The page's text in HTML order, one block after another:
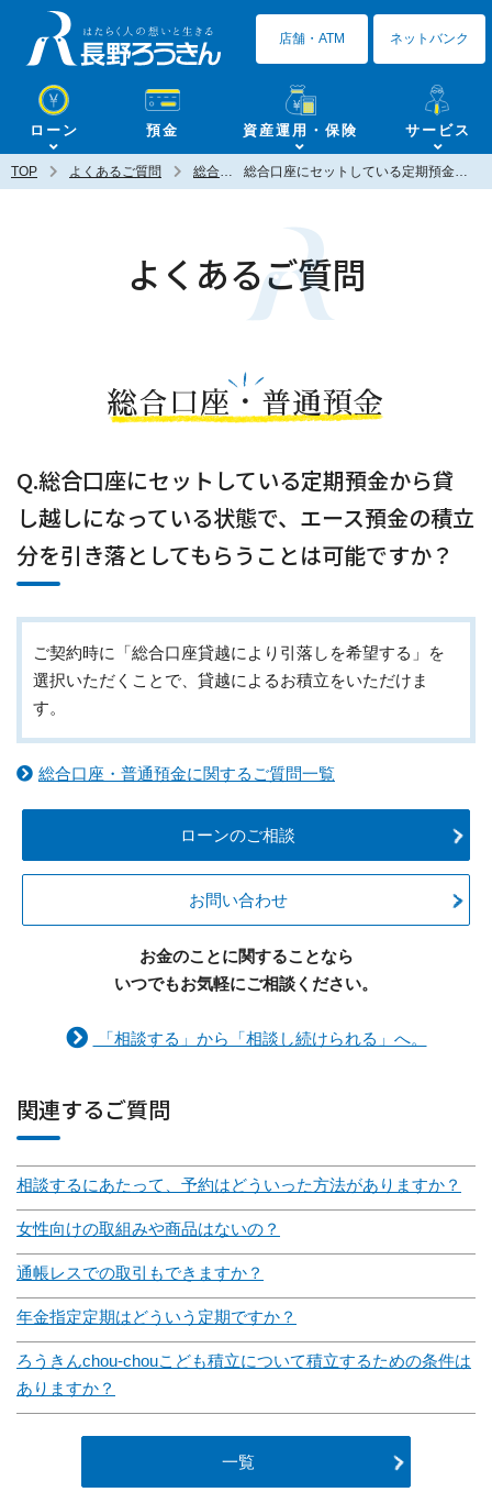
ローン 預金 資産運用・保険 サービス
店舗・ATM ネットバンク
TOP よくあるご質問 総合口座・普通預金 総合口座にセットしている定期預金から貸し越しになっている状態で、エース預金の積立分を引き落としてもらうことは可能ですか？
よくあるご質問
総合口座・普通預金
Q.総合口座にセットしている定期預金から貸
し越しになっている状態で、エース預金の積立
分を引き落としてもらうことは可能ですか？
ご契約時に「総合口座貸越により引落しを希望する」を
選択いただくことで、貸越によるお積立をいただけま
す。
総合口座・普通預金に関するご質問一覧
ローンのご相談
お問い合わせ
お金のことに関することなら
いつでもお気軽にご相談ください。
「相談する」から「相談し続けられる」へ。
関連するご質問
相談するにあたって、予約はどういった方法がありますか？
女性向けの取組みや商品はないの？
通帳レスでの取引もできますか？
年金指定定期はどういう定期ですか？
ろうきんchou-chouこども積立について積立するための条件は
ありますか？
一覧